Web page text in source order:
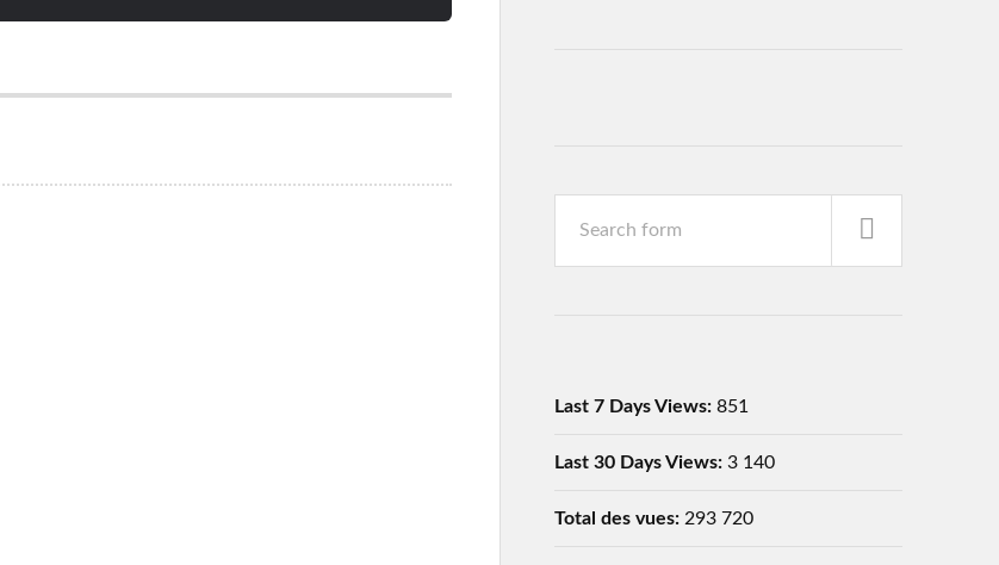
Last 7 Days Views: 851
Last 30 Days Views: 3 140
Total des vues: 293 720